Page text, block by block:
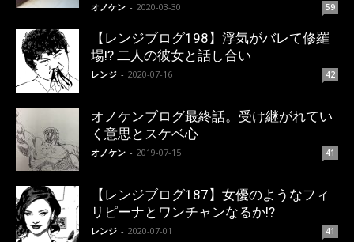
オノケン - 2020-03-30 59
【レンジブログ198】浮気がバレて修羅
場!? 二人の彼女と話し合い
レンジ - 2020-07-16 42
オノケンブログ最終話。受け継がれてい
く意思とスケベ心
オノケン - 2019-07-15 41
【レンジブログ187】女優のようなフィ
リピーナとワンチャンなるか!?
レンジ - 2020-07-01 41